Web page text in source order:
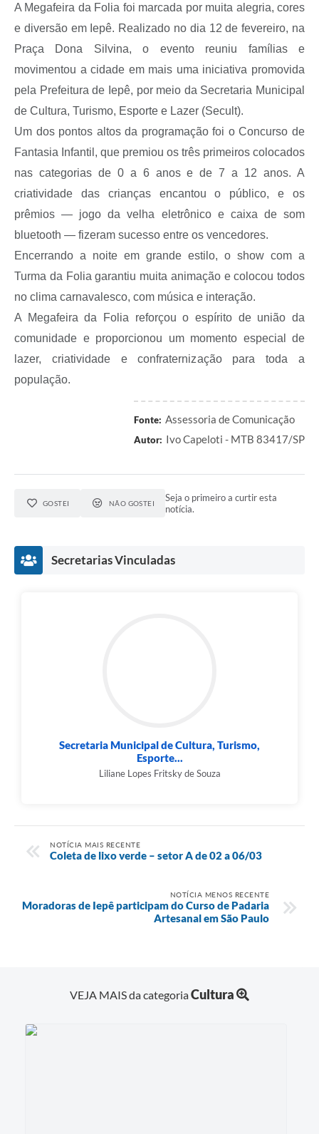
A Megafeira da Folia foi marcada por muita alegria, cores
e diversão em Iepê. Realizado no dia 12 de fevereiro, na
Praça Dona Silvina, o evento reuniu famílias e
movimentou a cidade em mais uma iniciativa promovida
pela Prefeitura de Iepê, por meio da Secretaria Municipal
de Cultura, Turismo, Esporte e Lazer (Secult).
Um dos pontos altos da programação foi o Concurso de
Fantasia Infantil, que premiou os três primeiros colocados
nas categorias de 0 a 6 anos e de 7 a 12 anos. A
criatividade das crianças encantou o público, e os
prêmios — jogo da velha eletrônico e caixa de som
bluetooth — fizeram sucesso entre os vencedores.
Encerrando a noite em grande estilo, o show com a
Turma da Folia garantiu muita animação e colocou todos
no clima carnavalesco, com música e interação.
A Megafeira da Folia reforçou o espírito de união da
comunidade e proporcionou um momento especial de
lazer, criatividade e confraternização para toda a
população.
Fonte: Assessoria de Comunicação
Autor: Ivo Capeloti - MTB 83417/SP
GOSTEI NÃO GOSTEI
Seja o primeiro a curtir esta
notícia.
Secretarias Vinculadas
Secretaria Municipal de Cultura, Turismo,
Esporte...
Liliane Lopes Fritsky de Souza
NOTÍCIA MAIS RECENTE
Coleta de lixo verde – setor A de 02 a 06/03
NOTÍCIA MENOS RECENTE
Moradoras de Iepê participam do Curso de Padaria
Artesanal em São Paulo
VEJA MAIS da categoriaCultura